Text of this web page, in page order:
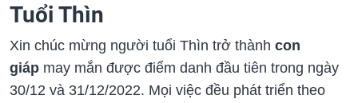
Tuổi Thìn
Xin chúc mừng người tuổi Thìn trở thành con
giáp may mắn được điểm danh đầu tiên trong ngày
30/12 và 31/12/2022. Mọi việc đều phát triển theo